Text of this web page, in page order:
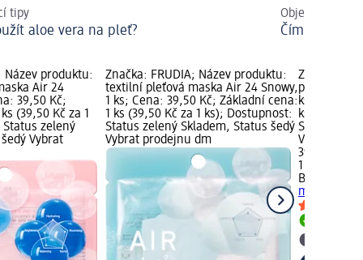
tipy
aloe vera na pleť?
Objevte
Čím vyniká
Název produktu:
Air 24
39,50 Kč;
(39,50 Kč za 1
zelený
Vybrat
Značka: FRUDIA; Název produktu:
textilní pleťová maska Air 24 Snowy,
1 ks; Cena: 39,50 Kč; Základní cena:
1 ks (39,50 Kč za 1 ks); Dostupnost:
Status zelený Skladem, Status šedý
Vybrat prodejnu dm
Značka:
produktu:
ks; Cena:
ks (39,50
Status
Vybrat
39,50 Kč
1 ks (39,50
Beauty of
maska, 1 ks